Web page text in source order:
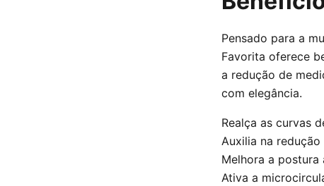
Pensado para a
Favorita oferece
a redução de
com elegância.
Realça as curvas
Auxilia na
Melhora a
Ativa a